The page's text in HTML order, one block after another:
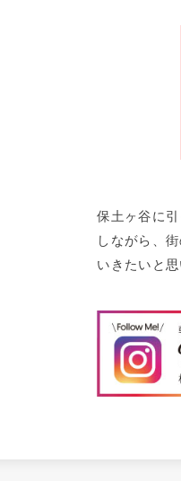
保土ヶ谷に
しながら、
いきたいと思